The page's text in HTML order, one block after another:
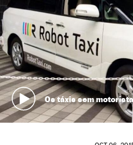
Os táxis sem